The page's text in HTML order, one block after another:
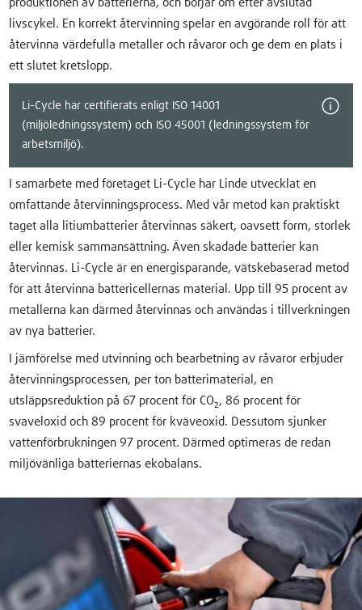
produktionen av batterierna, och börjar om efter avslutad
livscykel. En korrekt återvinning spelar en avgörande roll för att
återvinna värdefulla metaller och råvaror och ge dem en plats i
ett slutet kretslopp.
Li-Cycle har certifierats enligt ISO 14001
(miljöledningssystem) och ISO 45001 (ledningssystem för
arbetsmiljö).
I samarbete med företaget Li-Cycle har Linde utvecklat en
omfattande återvinningsprocess. Med vår metod kan praktiskt
taget alla litiumbatterier återvinnas säkert, oavsett form, storlek
eller kemisk sammansättning. Även skadade batterier kan
återvinnas. Li-Cycle är en energisparande, vätskebaserad metod
för att återvinna battericellernas material. Upp till 95 procent av
metallerna kan därmed återvinnas och användas i tillverkningen
av nya batterier.
I jämförelse med utvinning och bearbetning av råvaror erbjuder
återvinningsprocessen, per ton batterimaterial, en
utsläppsreduktion på 67 procent för CO₂, 86 procent för
svaveloxid och 89 procent för kväveoxid. Dessutom sjunker
vattenförbrukningen 97 procent. Därmed optimeras de redan
miljövänliga batteriernas ekobalans.